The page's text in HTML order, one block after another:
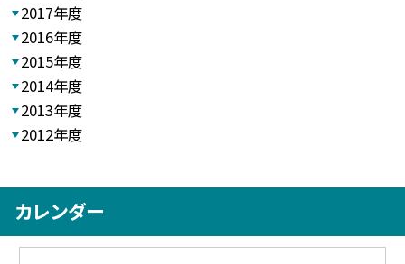
2017年度
2016年度
2015年度
2014年度
2013年度
2012年度
カレンダー